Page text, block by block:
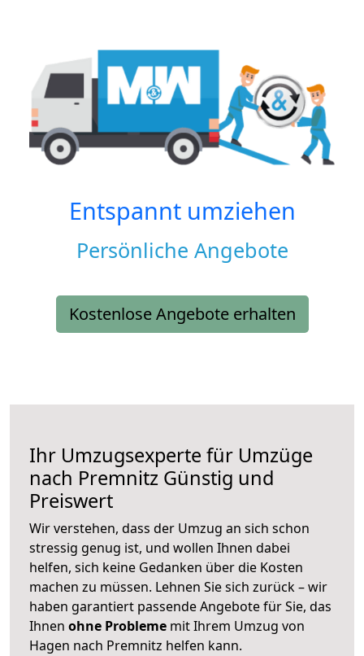
Entspannt umziehen
Persönliche Angebote
Kostenlose Angebote erhalten
Ihr Umzugsexperte für Umzüge
nach Premnitz Günstig und
Preiswert
Wir verstehen, dass der Umzug an sich schon
stressig genug ist, und wollen Ihnen dabei
helfen, sich keine Gedanken über die Kosten
machen zu müssen. Lehnen Sie sich zurück – wir
haben garantiert passende Angebote für Sie, das
Ihnen ohne Probleme mit Ihrem Umzug von
Hagen nach Premnitz helfen kann.